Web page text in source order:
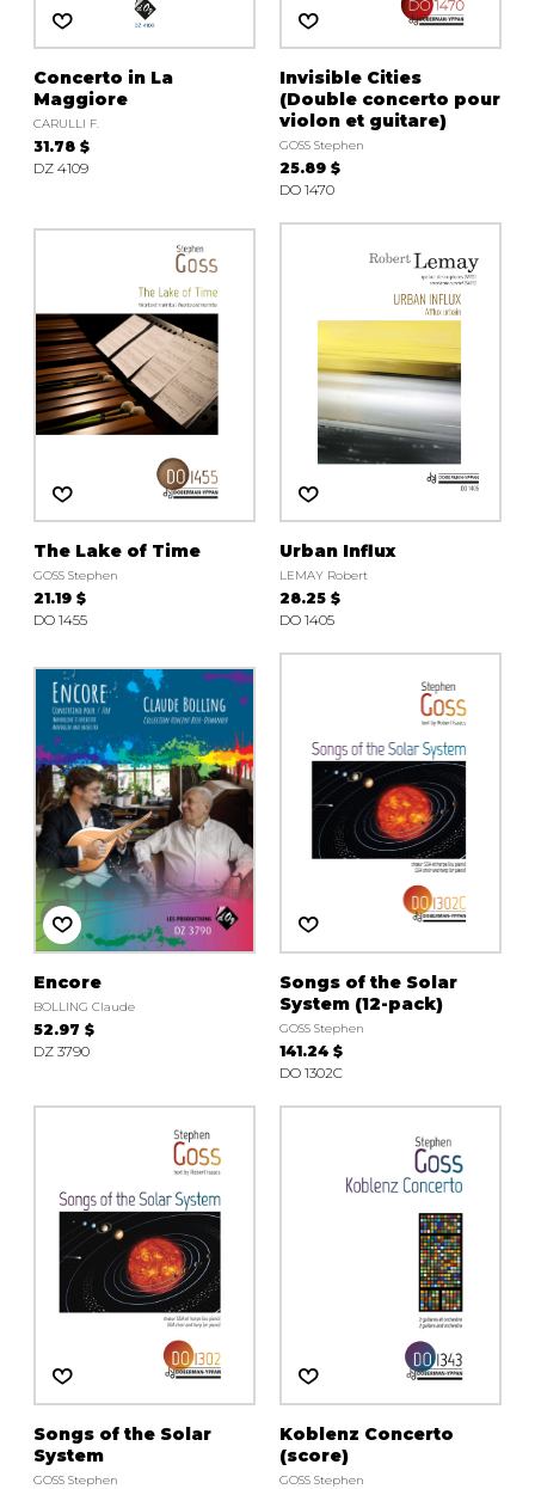
Concerto in La
Maggiore
CARULLI F.
31.78 $
DZ 4109
Invisible Cities
(Double concerto pour
violon et guitare)
GOSS Stephen
25.89 $
DO 1470
The Lake of Time
GOSS Stephen
21.19 $
DO 1455
Urban Influx
LEMAY Robert
28.25 $
DO 1405
Encore
BOLLING Claude
52.97 $
DZ 3790
Songs of the Solar
System (12-pack)
GOSS Stephen
141.24 $
DO 1302C
Songs of the Solar
System
GOSS Stephen
Koblenz Concerto
(score)
GOSS Stephen